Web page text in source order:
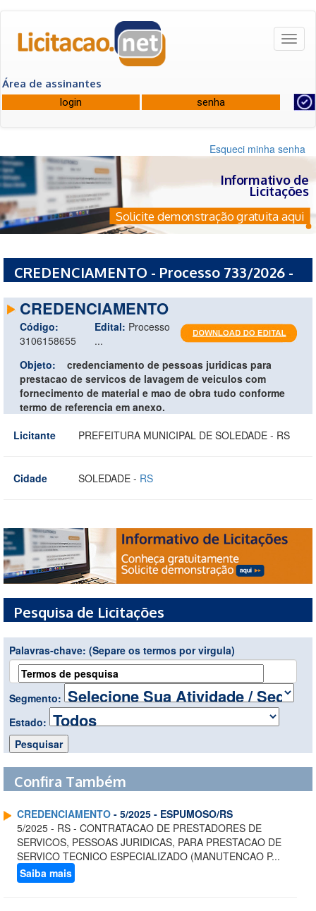
Área de assinantes
Esqueci minha senha
Informativo de
Licitações
Solicite demonstração gratuita aqui
CREDENCIAMENTO - Processo 733/2026 -
CREDENCIAMENTO
Código:
3106158655
Edital: Processo
...
Objeto:
credenciamento de pessoas juridicas para
prestacao de servicos de lavagem de veiculos com
fornecimento de material e mao de obra tudo conforme
termo de referencia em anexo.
Licitante
PREFEITURA MUNICIPAL DE SOLEDADE - RS
Cidade SOLEDADE - RS
Pesquisa de Licitações
Palavras-chave: (Separe os termos por virgula)
Segmento:
Estado:
Confira Também
CREDENCIAMENTO - 5/2025 - ESPUMOSO/RS
5/2025 - RS - CONTRATACAO DE PRESTADORES DE
SERVICOS, PESSOAS JURIDICAS, PARA PRESTACAO DE
SERVICO TECNICO ESPECIALIZADO (MANUTENCAO P...
Saiba mais